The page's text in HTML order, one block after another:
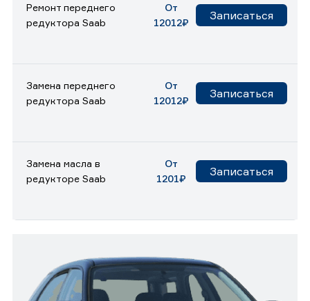
Ремонт переднего
редуктора Saab
От
12012₽
Записаться
Замена переднего
редуктора Saab
От
12012₽
Записаться
Замена масла в
редукторе Saab
От
1201₽
Записаться